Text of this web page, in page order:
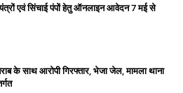
एवं सिंचाई पंपों हेतु ऑनलाइन आवेदन 7 मई से
के साथ आरोपी गिरफ्तार, भेजा जेल, मामला थाना